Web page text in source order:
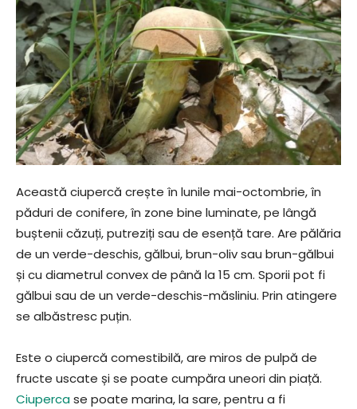
Această ciupercă crește în lunile mai-octombrie, în
păduri de conifere, în zone bine luminate, pe lângă
buștenii căzuți, putreziți sau de esență tare. Are pălăria
de un verde-deschis, gălbui, brun-oliv sau brun-gălbui
și cu diametrul convex de până la 15 cm. Sporii pot fi
gălbui sau de un verde-deschis-măsliniu. Prin atingere
se albăstresc puțin.
Este o ciupercă comestibilă, are miros de pulpă de
fructe uscate și se poate cumpăra uneori din piață.
Ciupercase poate marina, la sare, pentru a fi